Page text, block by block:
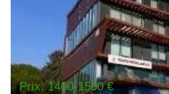
Prix: 1400-1500 €